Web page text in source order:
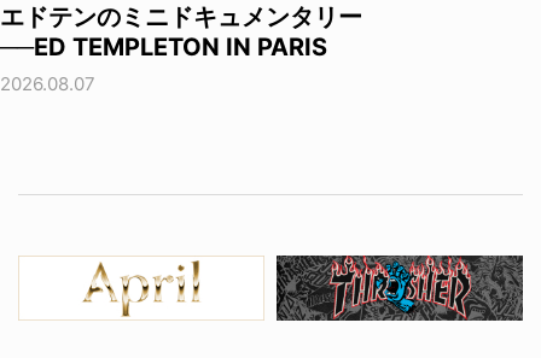
エドテンのミニドキュメンタリー
──ED TEMPLETON IN PARIS
2026.08.07